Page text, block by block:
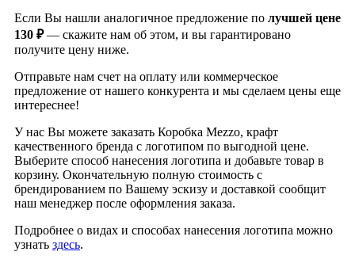
Если Вы нашли аналогичное предложение по лучшей цене
130 ₽— скажите нам об этом, и вы гарантировано
получите цену ниже.
Отправьте нам счет на оплату или коммерческое
предложение от нашего конкурента и мы сделаем цены еще
интереснее!
У нас Вы можете заказать Коробка Mezzo, крафт
качественного бренда с логотипом по выгодной цене.
Выберите способ нанесения логотипа и добавьте товар в
корзину. Окончательную полную стоимость с
брендированием по Вашему эскизу и доставкой сообщит
наш менеджер после оформления заказа.
Подробнее о видах и способах нанесения логотипа можно
узнать здесь.